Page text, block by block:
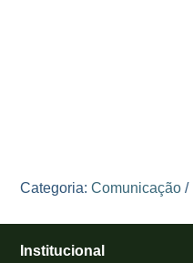
Categoria: Comunicação /
Institucional